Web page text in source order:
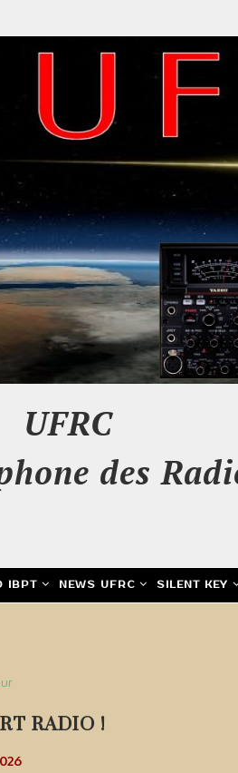
UFRC
des
IBPT NEWS UFRC SILENT KEY
RADIO !